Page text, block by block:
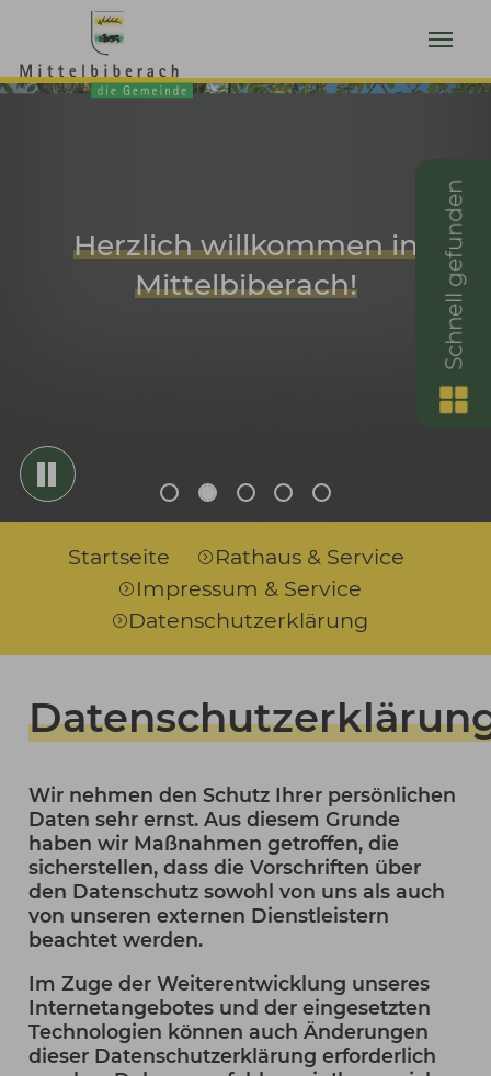
Zum Hauptinhalt springen
Herzlich willkommen in
Mittelbiberach!
Schnell gefunden
Startseite
Rathaus & Service
Impressum & Service
Datenschutzerklärung
Wir nehmen den Schutz Ihrer persönlichen
Daten sehr ernst. Aus diesem Grunde
haben wir Maßnahmen getroffen, die
sicherstellen, dass die Vorschriften über
den Datenschutz sowohl von uns als auch
von unseren externen Dienstleistern
beachtet werden.
Im Zuge der Weiterentwicklung unseres
Internetangebotes und der eingesetzten
Technologien können auch Änderungen
dieser Datenschutzerklärung erforderlich